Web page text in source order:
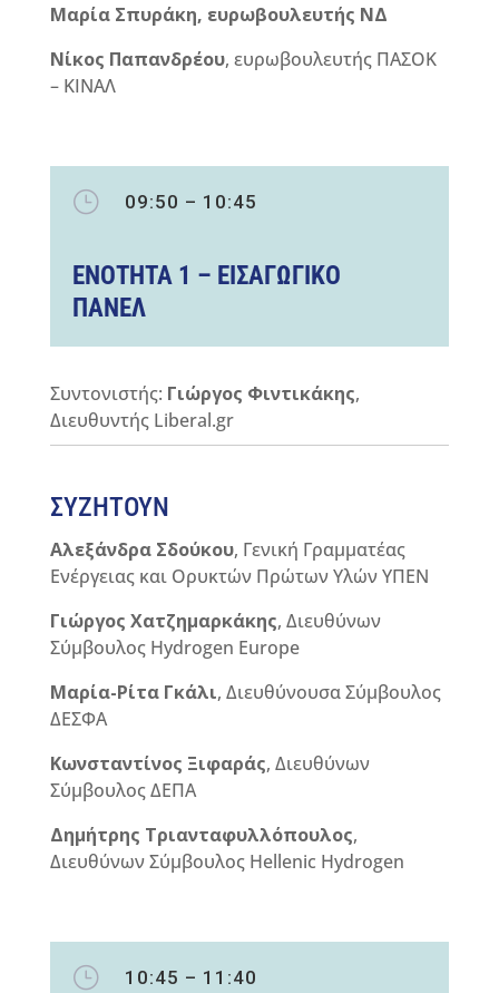
Μαρία Σπυράκη, ευρωβουλευτής ΝΔ
Νίκος Παπανδρέου, ευρωβουλευτής ΠΑΣΟΚ
– ΚΙΝΑΛ
} 09:50 – 10:45
ΕΝΟΤΗΤΑ 1 – ΕΙΣΑΓΩΓΙΚΟ
ΠΑΝΕΛ
Συντονιστής: Γιώργος Φιντικάκης,
Διευθυντής Liberal.gr
ΣΥΖΗΤΟΥΝ
Αλεξάνδρα Σδούκου, Γενική Γραμματέας
Ενέργειας και Ορυκτών Πρώτων Υλών ΥΠΕΝ
Γιώργος Χατζημαρκάκης, Διευθύνων
Σύμβουλος Hydrogen Europe
Μαρία-Ρίτα Γκάλι, Διευθύνουσα Σύμβουλος
ΔΕΣΦΑ
Κωνσταντίνος Ξιφαράς, Διευθύνων
Σύμβουλος ΔΕΠΑ
Δημήτρης Τριανταφυλλόπουλος,
Διευθύνων Σύμβουλος Hellenic Hydrogen
} 10:45 – 11:40